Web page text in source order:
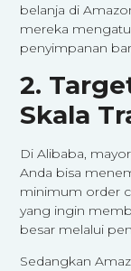
belanja di
mereka
penyimpanan
2.
Skala
Di Alibaba,
Anda bisa
minimum order
yang ingin
besar melalui
Sedangkan